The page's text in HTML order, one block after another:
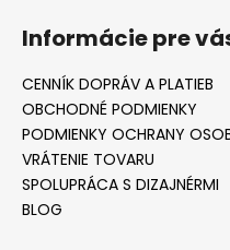
Informácie pre
CENNÍK DOPRÁV A PLATIEB
OBCHODNÉ PODMIENKY
PODMIENKY OCHRANY
VRÁTENIE TOVARU
SPOLUPRÁCA S DIZAJNÉRMI
BLOG